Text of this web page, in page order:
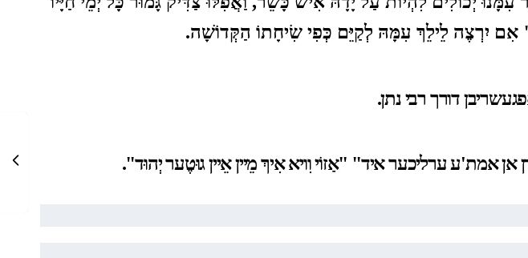
אִם יִרְצֶה לֵילֵךְ עִמָּהּ לְקַיֵּם כְּפִי שִׂיחָתוֹ הַקְּדוֹשָׁה.
דורך רבי נתן.
אן אמת'ע ערליכער איד" "אַזוֹי וִויא אִיךְ מֵיין אֵיין גוּטֶער יְהוּד".